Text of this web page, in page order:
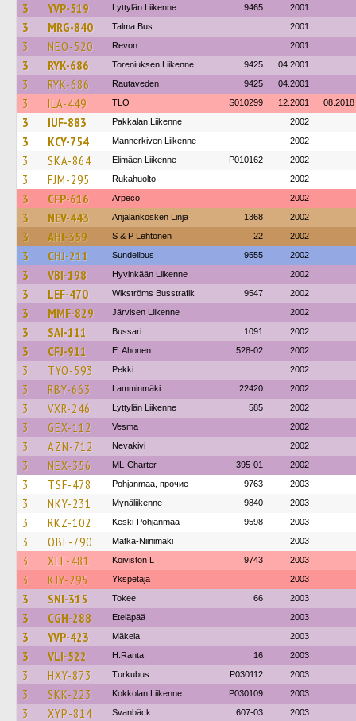
3 YVP-519 Lyttylän Liikenne 9465 2001
3 MRG-840 Talma Bus 2001
3 NEO-520 Revon 2001
3 RYK-686 Toreniuksen Liikenne 9425 04.2001
3 RYK-686 Rautaveden 9425 04.2001
3 ILA-449 TLO S010299 12.2001 08.2018
3 IUF-883 Pakkalan Liikenne 2002
3 KCY-754 Mannerkiven Liikenne 2002
3 SKA-864 Elimäen Liikenne P010162 2002
3 FJM-295 Rukahuolto 2002
3 CFP-616 Arpeco 2002
3 NEV-443 Anjalankosken Linja 1368 2002
3 AHI-359 S & P Lehtonen 22 2002
3 CHJ-211 Sundellbus 9555 2002
3 VBI-198 Hyvinkään Liikenne 2002
3 LEF-470 Wikströms Busstrafik 9547 2002
3 MMF-829 Järvisen Liikenne 2002
3 SAI-111 Bussari 1091 2002
3 CFJ-911 E. Ahonen 528-02 2002
3 TYO-593 Pekki 2002
3 RBY-663 Lamminmäki 22420 2002
3 VXR-246 Lyttylän Liikenne 585 2002
3 GEX-112 Vesma 2002
3 AZN-712 Nevakivi 2002
3 NEX-356 ML-Charter 395-01 2002
3 TSF-478 Pohjanmaa, прочие 9763 2003
3 NKY-231 Mynäliikenne 9840 2003
3 RKZ-102 Keski-Pohjanmaa 9598 2003
3 OBF-790 Matka-Niinimäki 2003
3 XLF-481 Koiviston L 9743 2003
3 KJY-295 Ykspetäjä 2003
3 SNI-315 Tokee 66 2003
3 CGH-288 Eteläpää 2003
3 YVP-423 Mäkela 2003
3 VLI-522 H.Ranta 16 2003
3 HXY-873 Turkubus P030112 2003
3 SKK-223 Kokkolan Liikenne P030109 2003
3 XYP-814 Svanbäck 607-03 2003